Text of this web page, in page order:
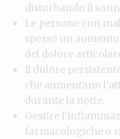
disturbando il
Le persone con
spesso un
del dolore
Il dolore
che aumentano
durante la notte.
Gestire
farmacologiche o